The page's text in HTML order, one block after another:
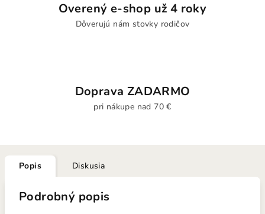
Overený e-shop už 4 roky
Dôverujú nám stovky rodičov
Doprava ZADARMO
pri nákupe nad 70 €
Popis Diskusia
Podrobný popis